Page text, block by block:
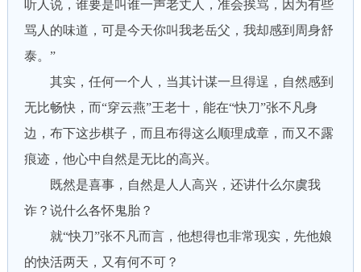
听人说，谁要是叫谁一声老丈人，准会挨骂，因为有些
骂人的味道，可是今天你叫我老岳父，我却感到周身舒
泰。”
其实，任何一个人，当其计谋一旦得逞，自然感到
无比畅快，而“穿云燕”王老十，能在“快刀”张不凡身
边，布下这步棋子，而且布得这么顺理成章，而又不露
痕迹，他心中自然是无比的高兴。
既然是喜事，自然是人人高兴，还讲什么尔虞我
诈？说什么各怀鬼胎？
就“快刀”张不凡而言，他想得也非常现实，先他娘
的快活两天，又有何不可？